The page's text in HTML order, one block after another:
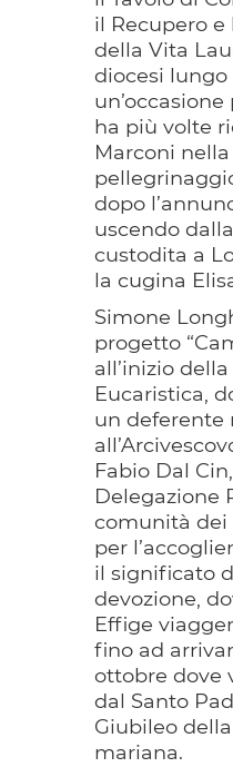
il Recupero e
della Vita
diocesi lungo
ha più volte
Marconi
dopo
uscendo
custodita a
la cugina
Simone
progetto
all’inizio
Eucaristica,
un deferente
Fabio Dal
Delegazione
comunità
per
il significato
devozione,
Effige
fino ad
ottobre dove
dal Santo
Giubileo
mariana.